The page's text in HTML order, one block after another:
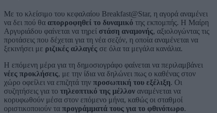
Με το κλείσιμο του κεφαλαίου Breakfast@Star, η αγορά αναμένει
να δει πού θα απορροφηθεί το δυναμικό της εκπομπής. Η Μαίρη
Αργυριάδου φαίνεται να τηρεί στάση αναμονής, αξιολογώντας τις
προτάσεις που δέχεται για τη νέα σεζόν, η οποία αναμένεται να
ξεκινήσει με ριζικές αλλαγές σε όλα τα μεγάλα κανάλια.
Η επόμενη μέρα για τη δημοσιογράφο φαίνεται να περιλαμβάνει
νέες προκλήσεις, με την ίδια να δηλώνει πως ο καθένας στον
χώρο οφείλει να επιζητά την προσωπική του εξέλιξη. Οι
συζητήσεις για το τηλεοπτικό της μέλλον αναμένεται να
κορυφωθούν μέσα στον επόμενο μήνα, καθώς οι σταθμοί
οριστικοποιούν τα προγράμματά τους για το φθινόπωρο.